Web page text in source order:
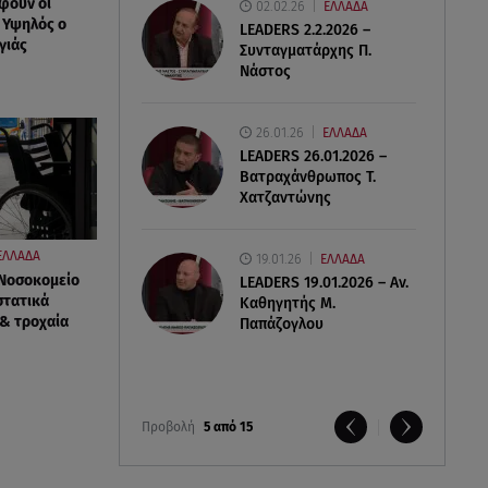
02.02.26 ΕΛΛΑΔΑ
LEADERS 2.2.2026 –
Συνταγματάρχης Π.
Νάστος
26.01.26 ΕΛΛΑΔΑ
LEADERS 26.01.2026 –
Βατραχάνθρωπος Τ.
Χατζαντώνης
19.01.26 ΕΛΛΑΔΑ
LEADERS 19.01.2026 – Αν.
Καθηγητής Μ.
Παπάζογλου
Προβολή 5 από 15
οι
Υψηλός ο
τροχαία